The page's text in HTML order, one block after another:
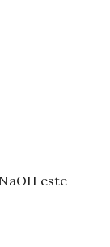
este